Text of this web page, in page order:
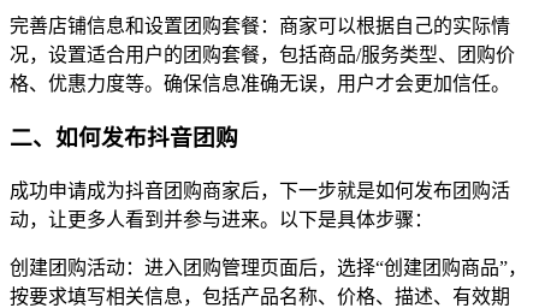
完善店铺信息和设置团购套餐：商家可以根据自己的实际情
况，设置适合用户的团购套餐，包括商品/服务类型、团购价
格、优惠力度等。确保信息准确无误，用户才会更加信任。
二、如何发布抖音团购
成功申请成为抖音团购商家后，下一步就是如何发布团购活
动，让更多人看到并参与进来。以下是具体步骤：
创建团购活动：进入团购管理页面后，选择“创建团购商品”，
按要求填写相关信息，包括产品名称、价格、描述、有效期